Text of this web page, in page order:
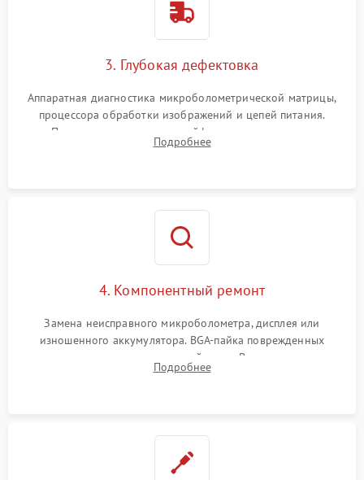
3. Глубокая дефектовка
Аппаратная диагностика микроболометрической матрицы,
процессора обработки изображений и цепей питания.
Проверка целостности шлейфов, модуля памяти и
интерфейсов связи. Выявление сгоревших SMD-компонентов
Подробнее
4. Компонентный ремонт
Замена неисправного микроболометра, дисплея или
изношенного аккумулятора. BGA-пайка поврежденных
контроллеров на материнской плате. Восстановление
разъемов и кнопок, замена поврежденных элементов
Подробнее